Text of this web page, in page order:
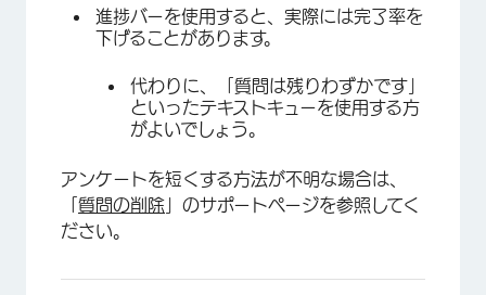
進捗バーを使用すると、実際には完了率を
下げることがあります。
代わりに、「質問は残りわずかです」
といったテキストキューを使用する方
がよいでしょう。
アンケートを短くする方法が不明な場合は、
質問の削除 」のサポートページを参照してく
ださい。